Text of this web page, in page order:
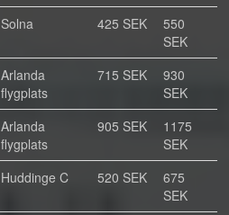
Solna 425 SEK
550
SEK
Arlanda
flygplats
715 SEK
930
SEK
Arlanda
flygplats
905 SEK
1175
SEK
Huddinge C 520 SEK
675
SEK